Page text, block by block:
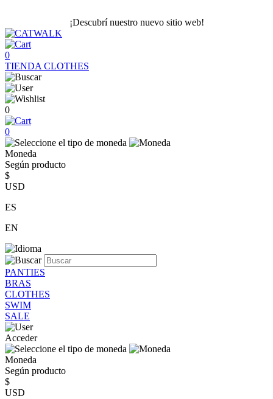
¡Descubrí nuestro nuevo sitio web!
0
TIENDA CLOTHES
0
0
Moneda
Según producto
$
USD
ES
EN
PANTIES
BRAS
CLOTHES
SWIM
SALE
Acceder
Moneda
Según producto
$
USD